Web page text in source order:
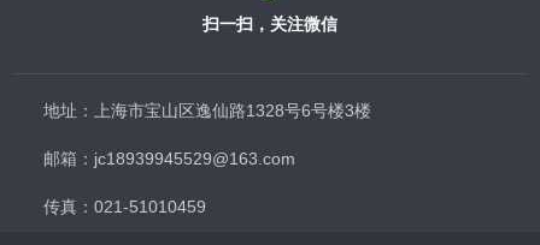
扫一扫，关注微信
地址：上海市宝山区逸仙路1328号6号楼3楼
邮箱：jc18939945529@163.com
传真：021-51010459